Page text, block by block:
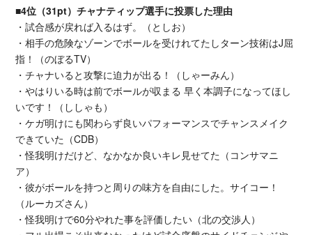
■4位（31pt）チャナティップ選手に投票した理由
・試合感が戻れば入るはず。（としお）
・相手の危険なゾーンでボールを受けれてたしターン技術はJ屈
指！（のぼるTV）
・チャナいると攻撃に迫力が出る！（しゃーみん）
・やはりいる時は前でボールが収まる 早く本調子になってほし
いです！（ししゃも）
・ケガ明けにも関わらず良いパフォーマンスでチャンスメイク
できていた（CDB）
・怪我明けだけど、なかなか良いキレ見せてた（コンサマニ
ア）
・彼がボールを持つと周りの味方を自由にした。サイコー！
（ルーカズさん）
・怪我明けで60分やれた事を評価したい（北の交渉人）